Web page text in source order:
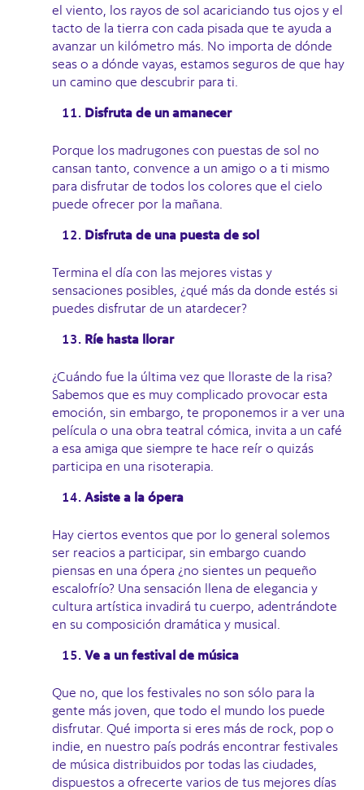
el viento, los rayos de sol acariciando tus ojos y el
tacto de la tierra con cada pisada que te ayuda a
avanzar un kilómetro más. No importa de dónde
seas o a dónde vayas, estamos seguros de que hay
un camino que descubrir para ti.
Disfruta de un amanecer
Porque los madrugones con puestas de sol no
cansan tanto, convence a un amigo o a ti mismo
para disfrutar de todos los colores que el cielo
puede ofrecer por la mañana.
Disfruta de una puesta de sol
Termina el día con las mejores vistas y
sensaciones posibles, ¿qué más da donde estés si
puedes disfrutar de un atardecer?
Ríe hasta llorar
¿Cuándo fue la última vez que lloraste de la risa?
Sabemos que es muy complicado provocar esta
emoción, sin embargo, te proponemos ir a ver una
película o una obra teatral cómica, invita a un café
a esa amiga que siempre te hace reír o quizás
participa en una risoterapia.
Asiste a la ópera
Hay ciertos eventos que por lo general solemos
ser reacios a participar, sin embargo cuando
piensas en una ópera ¿no sientes un pequeño
escalofrío? Una sensación llena de elegancia y
cultura artística invadirá tu cuerpo, adentrándote
en su composición dramática y musical.
Ve a un festival de música
Que no, que los festivales no son sólo para la
gente más joven, que todo el mundo los puede
disfrutar. Qué importa si eres más de rock, pop o
indie, en nuestro país podrás encontrar festivales
de música distribuidos por todas las ciudades,
dispuestos a ofrecerte varios de tus mejores días